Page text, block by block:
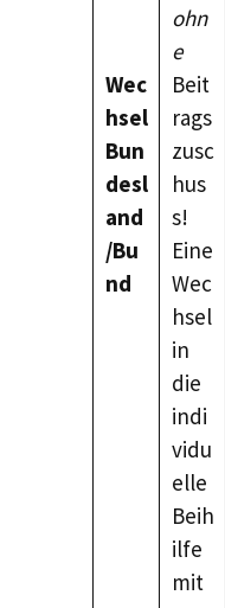
Wec
hsel
Bun
desl
and
/Bu
nd
ohn
e
Beit
rags
zusc
hus
s!
Eine
Wec
hsel
in
die
indi
vidu
elle
Beih
ilfe
mit